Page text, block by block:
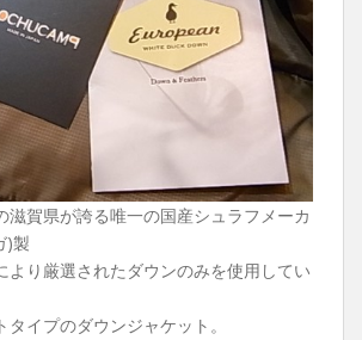
滋賀県が誇る唯一の国産シュラフメーカ
)製
より厳選されたダウンのみを使用してい
イプのダウンジャケット。